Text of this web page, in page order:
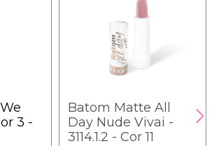
3 -
Batom Matte All
Day Nude Vivai -
3114.1.2 - Cor 11